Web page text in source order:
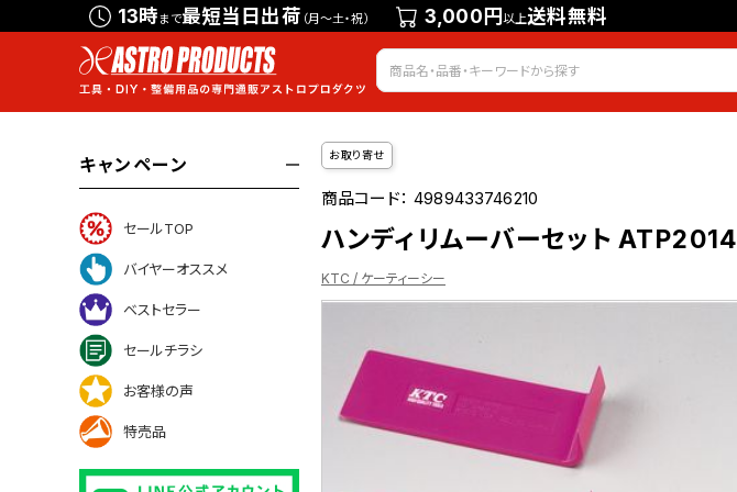
13時まで最短当日出荷 （月～土・祝） 3,000円以上送料無料
会員登録 ログイン お気に入り
キャンペーン
セールTOP
バイヤーオススメ
ベストセラー
セールチラシ
お客様の声
特売品
お取り寄せ
商品コード：4989433746210
ハンディリムーバーセット ATP2014
KTC / ケーティーシー